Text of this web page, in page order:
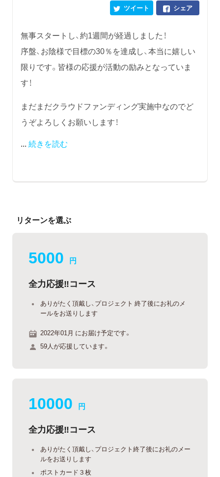
シェア
ツイート
無事スタートし、約1週間が経過しました！
序盤、お陰様で目標の30％を達成し、本当に嬉しい
限りです。皆様の応援が活動の励みとなっていま
す！
まだまだクラウドファンディング実施中なのでど
うぞよろしくお願いします！
... 続きを読む
リターンを選ぶ
5000 円
全力応援‼︎コース
ありがたく頂戴し、プロジェクト 終了後にお礼のメ
ールをお送りします
2022年01月 にお届け予定です。
59人が応援しています。
10000 円
全力応援‼︎コース
ありがたく頂戴し、プロジェクト終了後にお礼のメー
ルをお送りします
ポストカード３枚